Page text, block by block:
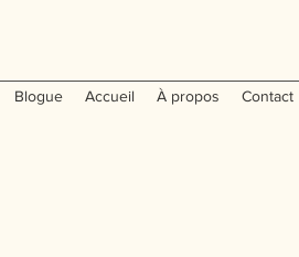
Blogue Accueil À propos Contact